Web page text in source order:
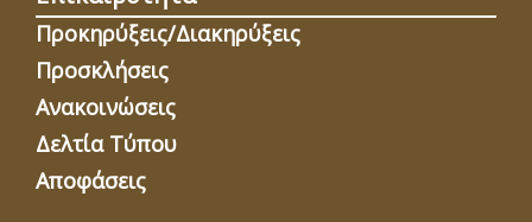
Προκηρύξεις/Διακηρύξεις
Προσκλήσεις
Ανακοινώσεις
Δελτία Τύπου
Αποφάσεις